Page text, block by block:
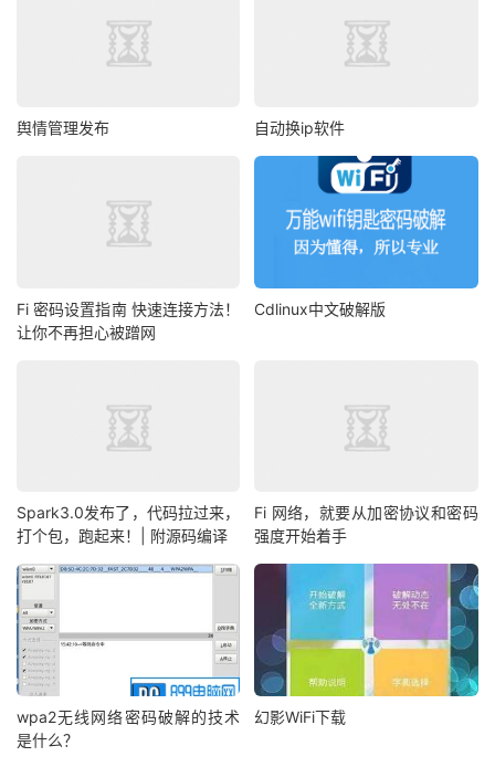
舆情管理发布 自动换ip软件
Fi 密码设置指南 快速连接方法！
让你不再担心被蹭网
Cdlinux中文破解版
Spark3.0发布了，代码拉过来，
打个包，跑起来！| 附源码编译
Fi 网络，就要从加密协议和密码
强度开始着手
wpa2无线网络密码破解的技术
是什么？
幻影WiFi下载